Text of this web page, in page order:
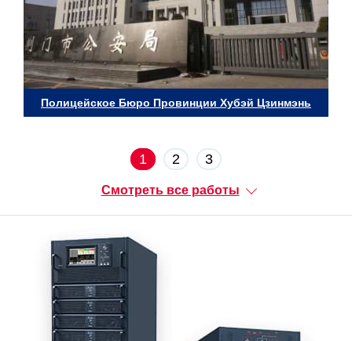
Полицейское Бюро Провинции Хубэй Цзинмэнь
1 2 3
Смотреть все работы